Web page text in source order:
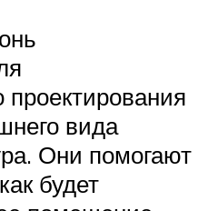
проектирования
вида
Они помогают
будет